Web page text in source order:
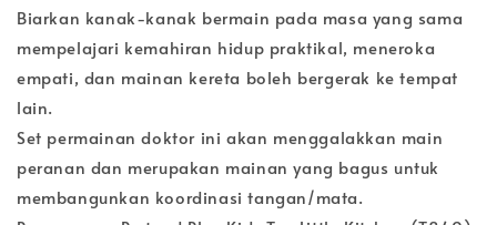
Biarkan kanak-kanak bermain pada masa yang sama
mempelajari kemahiran hidup praktikal, meneroka
empati, dan mainan kereta boleh bergerak ke tempat
lain.
Set permainan doktor ini akan menggalakkan main
peranan dan merupakan mainan yang bagus untuk
membangunkan koordinasi tangan/mata.